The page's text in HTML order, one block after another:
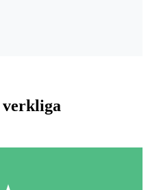
verkliga